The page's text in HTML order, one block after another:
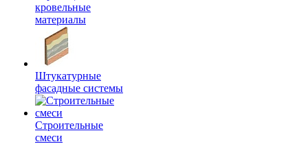
кровельные
материалы
Штукатурные
фасадные системы
Строительные
смеси